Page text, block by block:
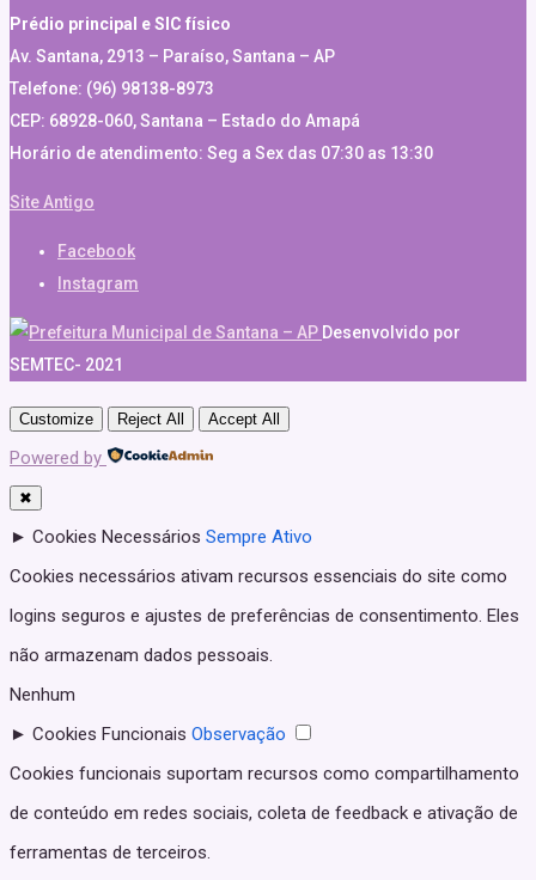
Prédio principal e SIC físico
Av. Santana, 2913 – Paraíso, Santana – AP
Telefone: (96) 98138-8973
CEP: 68928-060, Santana – Estado do Amapá
Horário de atendimento: Seg a Sex das 07:30 as 13:30
Site Antigo
Facebook
Instagram
Desenvolvido por
SEMTEC- 2021
Customize Reject All Accept All
Powered by
✖
► Cookies Necessários Sempre Ativo
Cookies necessários ativam recursos essenciais do site como
logins seguros e ajustes de preferências de consentimento. Eles
não armazenam dados pessoais.
Nenhum
► Cookies Funcionais Observação
Cookies funcionais suportam recursos como compartilhamento
de conteúdo em redes sociais, coleta de feedback e ativação de
ferramentas de terceiros.